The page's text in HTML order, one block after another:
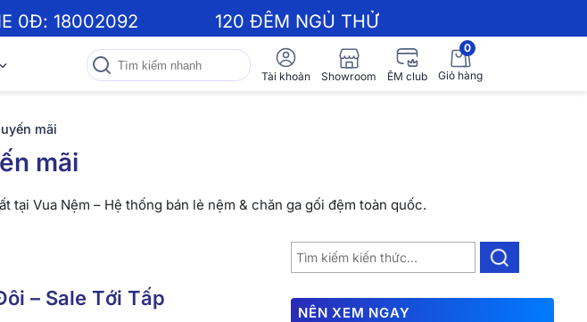
0Đ: 18002092 120 ĐÊM NGỦ THỬ
Tài khoản Showroom ÊM club
0
Giỏ hàng
mãi
mãi
Vua Nệm – Hệ thống bán lẻ nệm & chăn ga gối đệm toàn quốc.
– Sale Tới Tấp
NÊN XEM NGAY